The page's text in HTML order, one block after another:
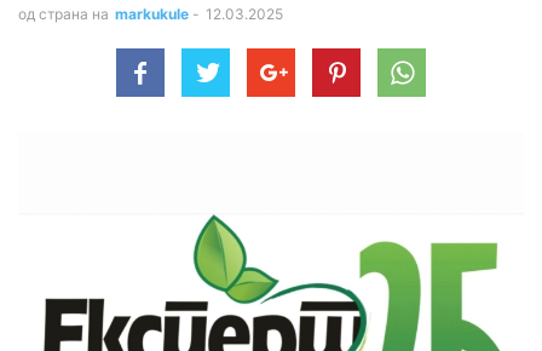
од страна на markukule - 12.03.2025